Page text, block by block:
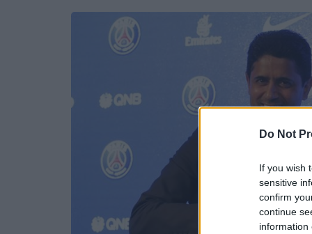
Do Not
If you wish
sensitive
confirm
continue
information